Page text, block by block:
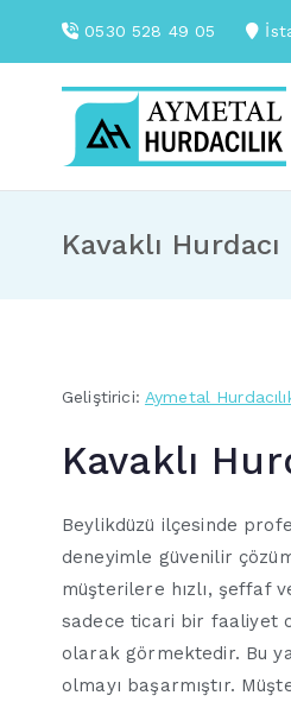
0530 528 49 05
Kavaklı Hurdacı
Geliştirici: Aymetal
Kavaklı
Beylikdüzü ilçesinde
deneyimle güvenilir
müşterilere hızlı, şeffaf
sadece ticari bir faaliyet
olarak görmektedir. Bu
olmayı başarmıştır.